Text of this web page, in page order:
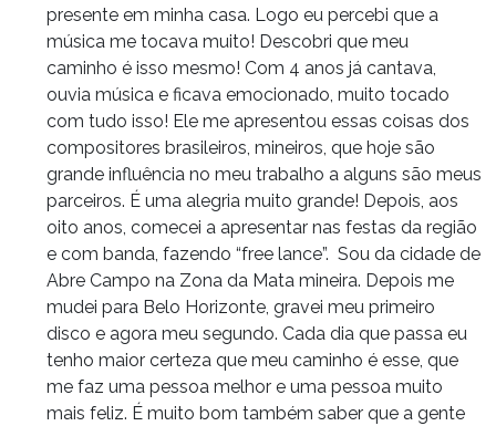
presente em minha casa. Logo eu percebi que a
música me tocava muito! Descobri que meu
caminho é isso mesmo! Com 4 anos já cantava,
ouvia música e ficava emocionado, muito tocado
com tudo isso! Ele me apresentou essas coisas dos
compositores brasileiros, mineiros, que hoje são
grande influência no meu trabalho a alguns são meus
parceiros. É uma alegria muito grande! Depois, aos
oito anos, comecei a apresentar nas festas da região
e com banda, fazendo “free lance”. Sou da cidade de
Abre Campo na Zona da Mata mineira. Depois me
mudei para Belo Horizonte, gravei meu primeiro
disco e agora meu segundo. Cada dia que passa eu
tenho maior certeza que meu caminho é esse, que
me faz uma pessoa melhor e uma pessoa muito
mais feliz. É muito bom também saber que a gente